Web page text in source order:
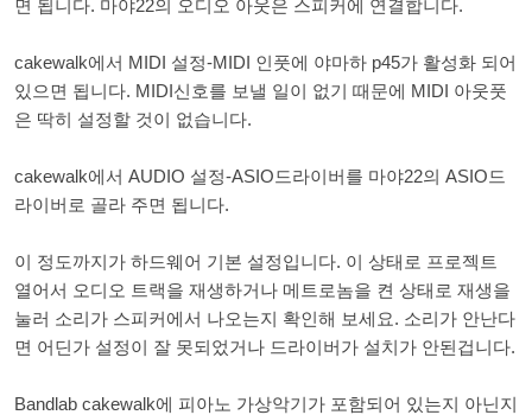
면 됩니다. 마야22의 오디오 아웃은 스피커에 연결합니다.
cakewalk에서 MIDI 설정-MIDI 인풋에 야마하 p45가 활성화 되어
있으면 됩니다. MIDI신호를 보낼 일이 없기 때문에 MIDI 아웃풋
은 딱히 설정할 것이 없습니다.
cakewalk에서 AUDIO 설정-ASIO드라이버를 마야22의 ASIO드
라이버로 골라 주면 됩니다.
이 정도까지가 하드웨어 기본 설정입니다. 이 상태로 프로젝트
열어서 오디오 트랙을 재생하거나 메트로놈을 켠 상태로 재생을
눌러 소리가 스피커에서 나오는지 확인해 보세요. 소리가 안난다
면 어딘가 설정이 잘 못되었거나 드라이버가 설치가 안된겁니다.
Bandlab cakewalk에 피아노 가상악기가 포함되어 있는지 아닌지